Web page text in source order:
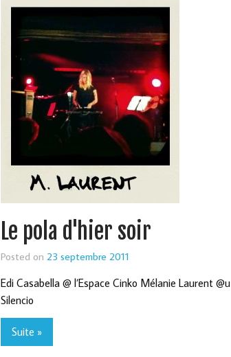
Le pola d'hier soir
Posted on 23 septembre 2011
Edi Casabella @ l’Espace Cinko Mélanie Laurent @u
Silencio
Suite »